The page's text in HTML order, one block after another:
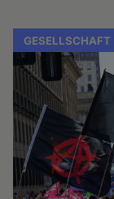
GESELLSCHAFT